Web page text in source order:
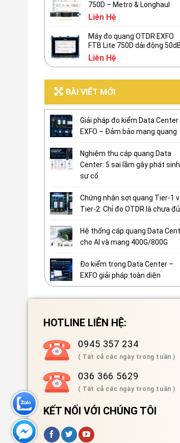
750D – Metro & Longhaul
Liên Hệ
Máy đo quang OTDR EXFO
FTB Lite 750D dải động
Liên Hệ
BÀI VIẾT MỚI
Giải pháp đo kiểm Data Center
EXFO – Đảm bảo mạng quang
Nghiệm thu cáp quang Data
Center: 5 sai lầm gây phát sinh
sự cố
Chứng nhận sợi quang Tier-1
Tier-2: Chỉ đo OTDR là chưa đủ
Hệ thống cáp quang Data
cho AI và mạng 400G/800G
Đo kiểm trong Data Center –
EXFO giải pháp toàn diện
HOTLINE LIÊN HỆ:
0945 357 234
( Tất cả các ngày trong tuần )
036 366 5629
( Tất cả các ngày trong tuần )
KẾT NỐI VỚI CHÚNG TÔI